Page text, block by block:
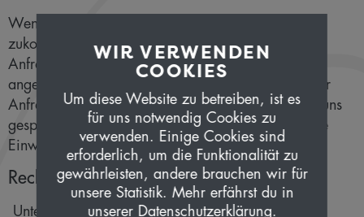
Wenn Sie uns per Kontaktformular Anfragen
zukommen lassen, werden Ihre Angaben aus dem
Anfrageformular inklusive der von Ihnen dort
angegebenen Kontaktdaten zwecks Bearbeitung der
Anfrage und für den Fall von Anschlussfragen bei uns
gespeichert. Diese Daten geben wir nicht ohne Ihre
Einwilligung weiter.
Rechte betroffener Personen
Unter den angegebenen Kontaktdaten können Sie
WIR VERWENDEN
COOKIES
Um diese Website zu betreiben, ist es
für uns notwendig Cookies zu
verwenden. Einige Cookies sind
erforderlich, um die Funktionalität zu
gewährleisten, andere brauchen wir für
unsere Statistik. Mehr erfährst du in
unserer Datenschutzerklärung.